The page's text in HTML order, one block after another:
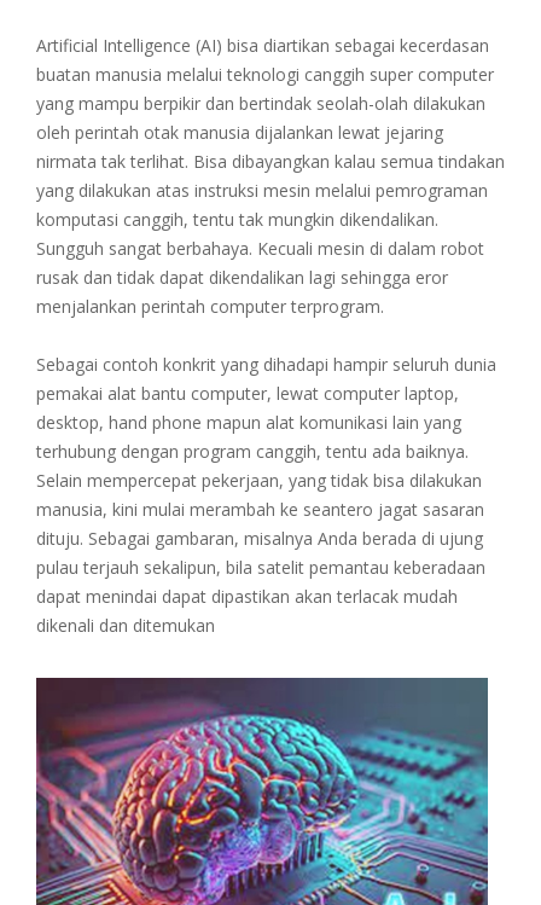
Artificial Intelligence (AI) bisa diartikan sebagai kecerdasan
buatan manusia melalui teknologi canggih super computer
yang mampu berpikir dan bertindak seolah-olah dilakukan
oleh perintah otak manusia dijalankan lewat jejaring
nirmata tak terlihat. Bisa dibayangkan kalau semua tindakan
yang dilakukan atas instruksi mesin melalui pemrograman
komputasi canggih, tentu tak mungkin dikendalikan.
Sungguh sangat berbahaya. Kecuali mesin di dalam robot
rusak dan tidak dapat dikendalikan lagi sehingga eror
menjalankan perintah computer terprogram.
Sebagai contoh konkrit yang dihadapi hampir seluruh dunia
pemakai alat bantu computer, lewat computer laptop,
desktop, hand phone mapun alat komunikasi lain yang
terhubung dengan program canggih, tentu ada baiknya.
Selain mempercepat pekerjaan, yang tidak bisa dilakukan
manusia, kini mulai merambah ke seantero jagat sasaran
dituju. Sebagai gambaran, misalnya Anda berada di ujung
pulau terjauh sekalipun, bila satelit pemantau keberadaan
dapat menindai dapat dipastikan akan terlacak mudah
dikenali dan ditemukan